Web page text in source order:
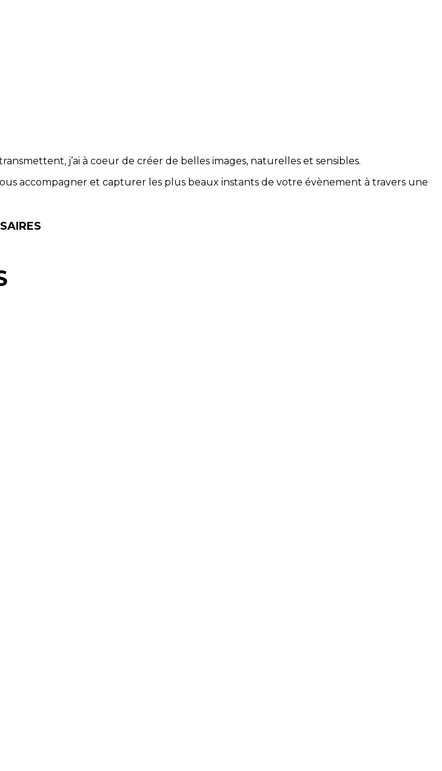
j’ai à coeur de créer de belles images, naturelles et sensibles.
accompagner et capturer les plus beaux instants de votre évènement à travers une